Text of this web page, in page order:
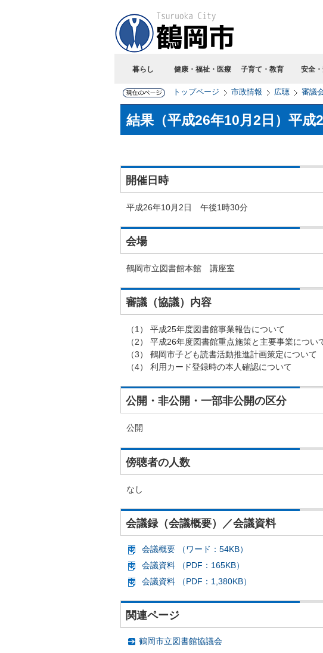
暮らし 健康・福祉・医療 子育て・教育 安全
トップページ 市政情報 広聴 審議
結果（平成26年10月2日）平成
開催日時
平成26年10月2日 午後1時30分
会場
鶴岡市立図書館本館 講座室
審議（協議）内容
（1） 平成25年度図書館事業報告について
（2） 平成26年度図書館重点施策と主要事業につい
（3） 鶴岡市子ども読書活動推進計画策定について
（4） 利用カード登録時の本人確認について
公開・非公開・一部非公開の区分
公開
傍聴者の人数
なし
会議録（会議概要）／会議資料
会議概要 （ワード：54KB）
会議資料 （PDF：165KB）
会議資料 （PDF：1,380KB）
関連ページ
鶴岡市立図書館協議会